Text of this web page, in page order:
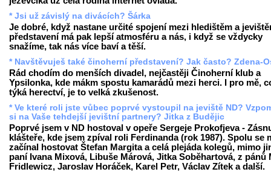
* Jsi už závislý na divácích? Šárka
Je dobré, když nastane určité spojení mezi hledištěm a
představení má pak lepší atmosféru a nás, i když se vždycky
snažíme, tak nás více baví a těší.
* Navštěvuješ také činoherní představení? Jak často? Zdena-
Rád chodím do menších divadel, nejčastěji Činoherní klub a
Ypsilonka, kde mákm spostu kamarádů mezi herci. I pro mě,
týká herectví, je to velká zkušenost.
* Ve které roli jste vůbec poprvé vystoupil na jeviště ND?
si na Vaše tehdejší jevištní partnery? Jitka z Budějic
Poprvé jsem v ND hostoval v opeře Sergeje Prokofjeva -
klášteře, kde jsem zpíval roli Ferdinanda (rok 1987). Spolu se
začínal hostovat Štefan Margita a celá plejáda kolegů, mimo
paní Ivana Mixová, Libuše Márová, Jitka Soběhartová, z pánů
Fridlewicz, Jaroslav Horáček, Karel Petr, Václav Zítek a další.